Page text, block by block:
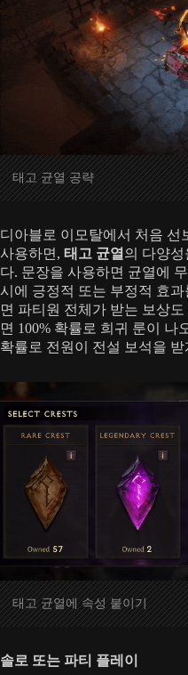
태고 균열 공략
디아블로 이모탈에서 처음 선
사용하면, 태고 균열 의 다양성
다. 문장을 사용하면 균열에
시에 긍정적 또는 부정적 효
면 파티원 전체가 받는 보상
면 100% 확률로 희귀 룬이 나
확률로 전원이 전설 보석을 받
태고 균열에 속성 붙이기
솔로 또는 파티 플레이